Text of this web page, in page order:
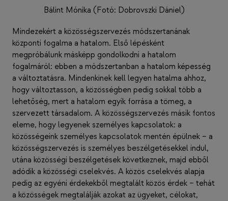
Bálint Mónika (Fotó: Dobrovszki Dániel)
Mindezekért a közösségszervezés módszertanának
központi fogalma a hatalom. Első lépésként
megpróbálunk másképp gondolkodni a hatalom
fogalmáról: ebben a módszertanban a hatalom képesség
a változtatásra. Mindenkinek kell legyen hatalma ahhoz,
hogy változtasson, a közösségben pedig sokkal több a
lehetőség, mert a hatalom egyik forrása a tömeg, a
szervezett társadalom. A közösségszervezés másik fontos
eleme, hogy legyenek személyes kapcsolatok: a
közösségeink személyes kapcsolatok mentén épülnek – a
közösségszervezés is személyes beszélgetésekkel indul,
utána közösségi beszélgetések következnek, majd ebből
adódik a közösségi cselekvés. A közös cselekvés alapja
pedig az egyéni érdekekből megtalált közös érdek – tehát
a közösségek megtalálják azokat az ügyeket, célokat,